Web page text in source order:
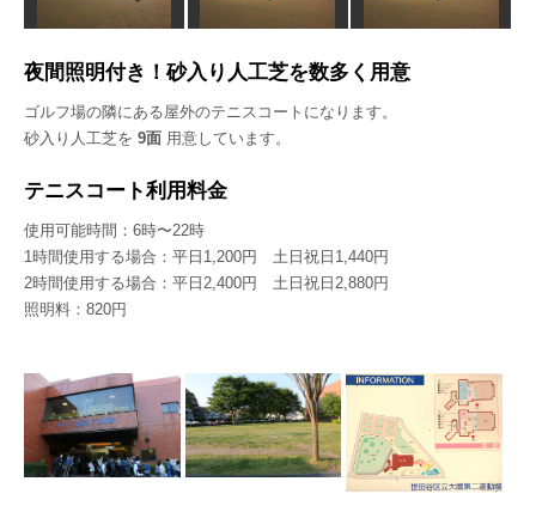
夜間照明付き！砂入り人工芝を数多く用意
ゴルフ場の隣にある屋外のテニスコートになります。
砂入り人工芝を 9面 用意しています。
テニスコート利用料金
使用可能時間：6時〜22時
1時間使用する場合：平日1,200円 土日祝日1,440円
2時間使用する場合：平日2,400円 土日祝日2,880円
照明料：820円